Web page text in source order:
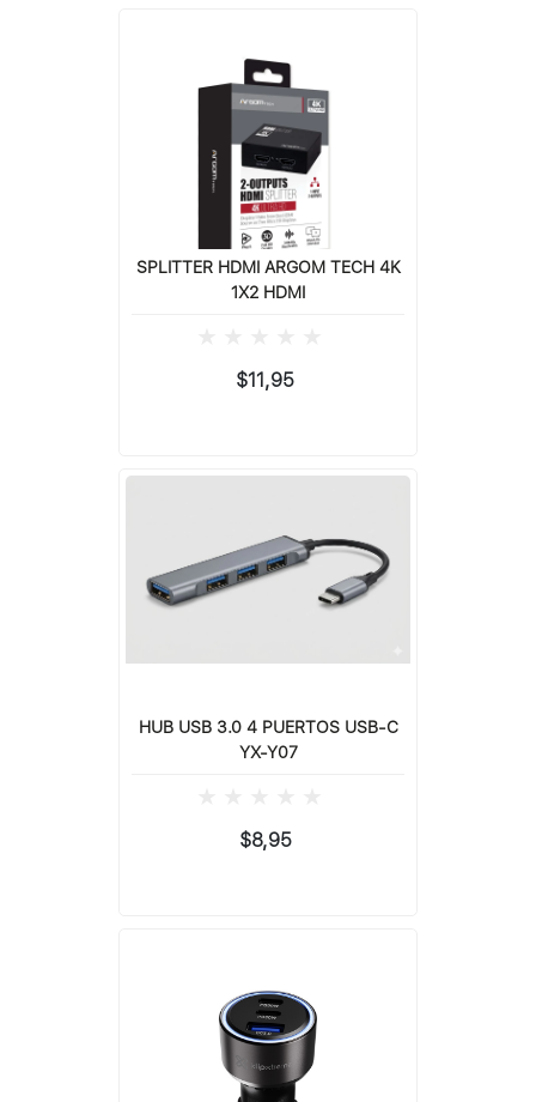
SPLITTER HDMI ARGOM TECH 4K
1X2 HDMI
$11,95
HUB USB 3.0 4 PUERTOS USB-C
YX-Y07
$8,95